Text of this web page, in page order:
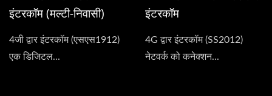
इंटरकॉम (मल्टी-निवासी)
4जी द्वार इंटरकॉम (एसएस1912)
एक डिजिटल...
इंटरकॉम
4G द्वार इंटरकॉम (SS2012)
नेटवर्क को कनेक्शन...